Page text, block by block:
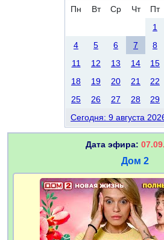
Пн
Вт Ср Чт Пт
1
4
5 6 7 8
11
12 13 14 15
18
19 20 21 22
25
26 27 28 29
Сегодня: 9 августа
Дата эфира:
Дом 2